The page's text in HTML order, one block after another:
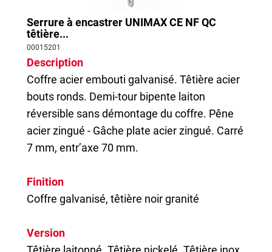
Axe à 55 mm entraxe 72 mm (type Alsace)
Axe à 60 mm entraxe 70 mm
Axe à 70 mm entraxe 70 mm
Axe à 80 mm entraxe 70 mm
Serrure à encastrer UNIMAX CE NF QC
têtière...
00015201
Description
Coffre acier embouti galvanisé. Têtière acier
bouts ronds. Demi-tour bipente laiton
réversible sans démontage du coffre. Pêne
acier zingué - Gâche plate acier zingué. Carré
7 mm, entr’axe 70 mm.
Finition
Coffre galvanisé, têtière noir granité
Version